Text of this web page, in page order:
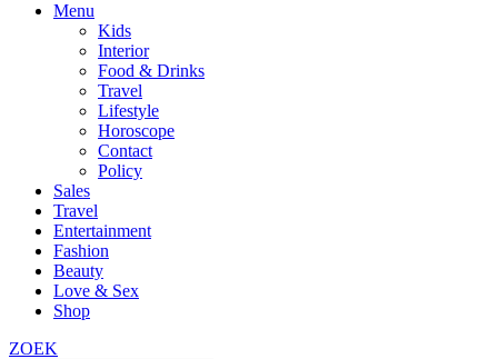
Menu
Kids
Interior
Food & Drinks
Travel
Lifestyle
Horoscope
Contact
Policy
Sales
Travel
Entertainment
Fashion
Beauty
Love & Sex
Shop
ZOEK